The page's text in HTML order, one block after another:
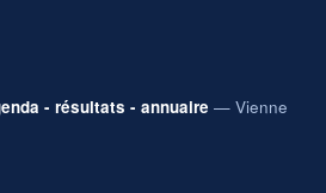
- résultats - annuaire — Vienne